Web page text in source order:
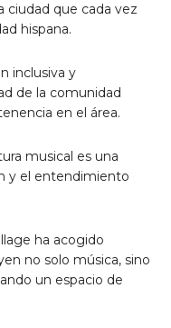
ciudad que cada vez
hispana.
inclusiva y
de la comunidad
en el área.
musical es una
y el entendimiento
ha acogido
no solo música, sino
un espacio de